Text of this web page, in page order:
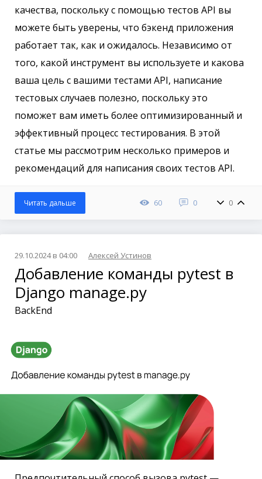
качества, поскольку с помощью тестов API вы
можете быть уверены, что бэкенд приложения
работает так, как и ожидалось. Независимо от
того, какой инструмент вы используете и какова
ваша цель с вашими тестами API, написание
тестовых случаев полезно, поскольку это
поможет вам иметь более оптимизированный и
эффективный процесс тестирования. В этой
статье мы рассмотрим несколько примеров и
рекомендаций для написания своих тестов API.
60 0 0
Читать дальше
29.10.2024 в 04:00 Алексей Устинов
Добавление команды pytest в
Django manage.py
BackEnd